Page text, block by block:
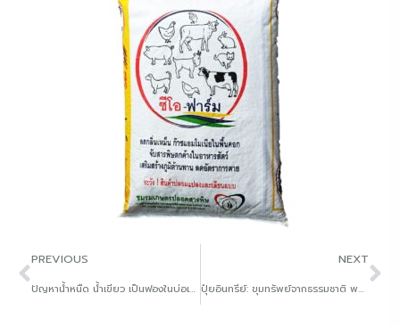
PREVIOUS
ปัญหาน้ำหนืด น้ำเขียว เป็นฟองในบ่อเลี้ยงปลากำจัดได้ง่ายนิดเดียว
NEXT
ปุ๋ยอินทรีย์: ขุมทรัพย์จากธรรมชาติ พลิกฟื้นดินไทยให้สมบูรณ์ ยั่งยืน